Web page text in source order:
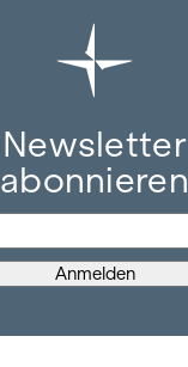
Newsletter
abonnieren